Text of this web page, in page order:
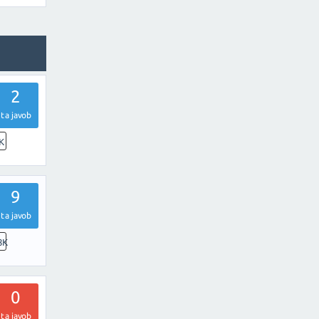
2
ta javob
9
ta javob
0
ta javob